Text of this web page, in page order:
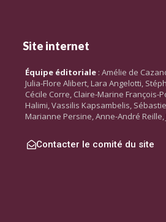
Site internet
Équipe éditoriale : Amélie de
Julia-Flore Alibert, Lara Angelotti,
Cécile Corre, Claire-Marine François-
Halimi, Vassilis Kapsambelis,
Marianne Persine, Anne-André Reille,
Contacter le comité du site